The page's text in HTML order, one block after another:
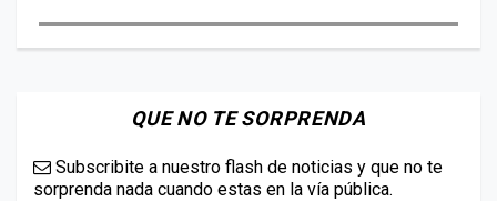
QUE NO TE SORPRENDA
Subscribite a nuestro flash de noticias y que no te
sorprenda nada cuando estas en la vía pública.